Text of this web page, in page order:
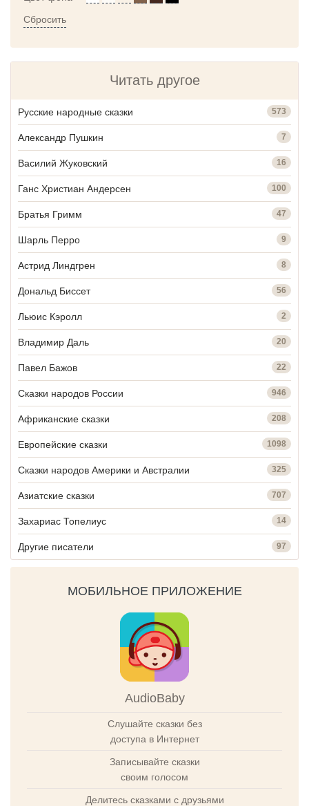
Сбросить
Читать другое
Русские народные сказки 573
Александр Пушкин 7
Василий Жуковский 16
Ганс Христиан Андерсен 100
Братья Гримм 47
Шарль Перро 9
Астрид Линдгрен 8
Дональд Биссет 56
Льюис Кэролл 2
Владимир Даль 20
Павел Бажов 22
Сказки народов России 946
Африканские сказки 208
Европейские сказки 1098
Сказки народов Америки и Австралии 325
Азиатские сказки 707
Захариас Топелиус 14
Другие писатели 97
МОБИЛЬНОЕ ПРИЛОЖЕНИЕ
AudioBaby
Слушайте сказки без
доступа в Интернет
Записывайте сказки
своим голосом
Делитесь сказками с друзьями